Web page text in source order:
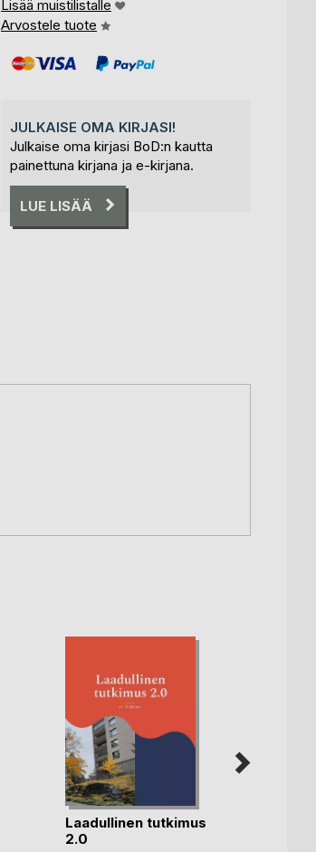
Lisää muistilistalle
Arvostele tuote
JULKAISE OMA KIRJASI!
Julkaise oma kirjasi BoD:n kautta
painettuna kirjana ja e-kirjana.
LUE LISÄÄ
Laadullinen tutkimus
2.0